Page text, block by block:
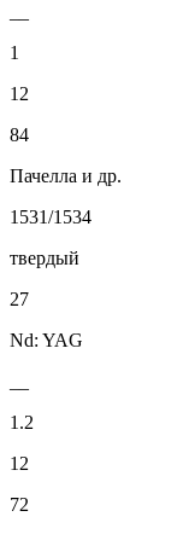
1
12
84
Пачелла и др.
1531/1534
твердый
27
Nd: YAG
1.2
12
72